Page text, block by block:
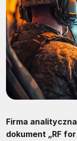
Firma
dokument „RF